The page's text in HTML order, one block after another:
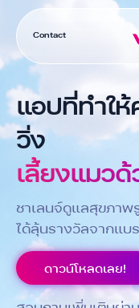
Contact
แอปที่ทำใ
วิ่ง
เลี้ยงแมว
ชาเลนจ์ดูแลสุขภา
ได้ลุ้นรางวัลจากแบ
ดาวน์โหลดเลย!